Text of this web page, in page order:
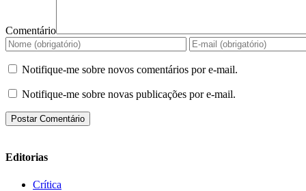
Comentário
Notifique-me sobre novos comentários por e-mail.
Notifique-me sobre novas publicações por e-mail.
Editorias
Crítica